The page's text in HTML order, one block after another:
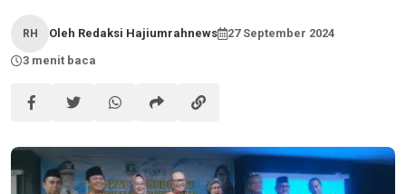
RH Oleh Redaksi Hajiumrahnews
27 September 2024
3 menit baca